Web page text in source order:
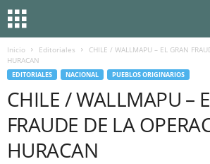
Inicio Editoriales
CHILE / WALLMAPU – EL GRAN
HURACAN
EDITORIALES NACIONAL PUEBLOS ORIGINARIOS
CHILE / WALLMAPU –
FRAUDE DE LA
HURACAN